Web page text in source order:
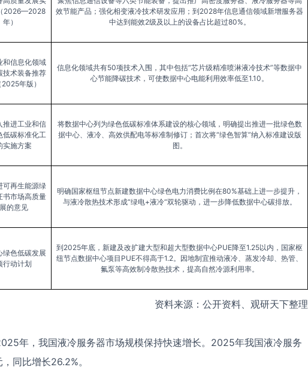
2026—2028
年）
效节能产品；强化相变液冷技术研发应用；到2028年信息通信领域新增服务器
中达到能效2级及以上的设备占比超过80%。
和信息化领域
技术装备推荐
年版）
信息化领域共有50项技术入围，其中包括“芯片级精准喷淋液冷技术”等数据中
心节能降碳技术，可使数据中心电能利用效率低至1.10。
推进工业和信
低碳标准化工
实施方案
将数据中心列为绿色低碳标准体系建设的核心领域，明确提出推进一批绿色数
据中心、液冷、高效供配电等标准制修订；首次将“绿色智算”纳入标准建设版
图。
可再生能源绿
书市场高质量
的意见
明确国家枢纽节点新建数据中心绿色电力消费比例在80%基础上进一步提升，
与液冷散热技术形成“绿电+液冷“双轮驱动，进一步降低数据中心碳排放。
绿色低碳发展
行动计划
到2025年底，新建及改扩建大型和超大型数据中心PUE降至1.25以内，国家枢
纽节点数据中心项目PUE不得高于1.2。因地制宜推动液冷、蒸发冷却、热管、
氟泵等高效制冷散热技术，提高自然冷源利用率。
资料来源：公开资料、观研天下整理
年，我国液冷服务器市场规模保持快速增长。2025年我国液冷服务
同比增长26.2%。